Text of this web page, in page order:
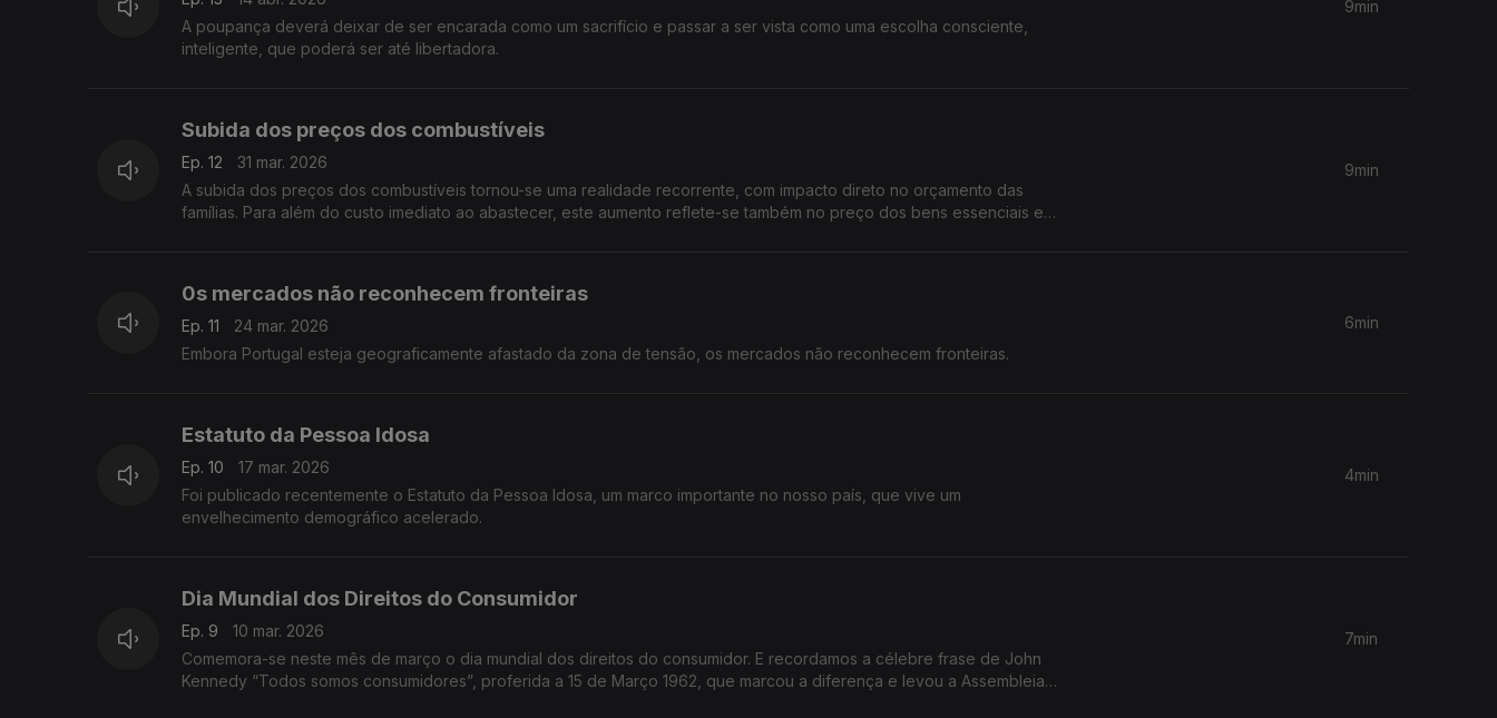
A poupança deverá deixar de ser encarada como um sacrifício e passar a ser vista como uma escolha consciente,
inteligente, que poderá ser até libertadora.
9min
Subida dos preços dos combustíveis
Ep. 12
31 mar. 2026
A subida dos preços dos combustíveis tornou-se uma realidade recorrente, com impacto direto no orçamento das
famílias. Para além do custo imediato ao abastecer, este aumento reflete-se também no preço dos bens essenciais e
9min
0s mercados não reconhecem fronteiras
Ep. 11
24 mar. 2026
Embora Portugal esteja geograficamente afastado da zona de tensão, os mercados não reconhecem fronteiras.
6min
Estatuto da Pessoa Idosa
Ep. 10
17 mar. 2026
Foi publicado recentemente o Estatuto da Pessoa Idosa, um marco importante no nosso país, que vive um
envelhecimento demográfico acelerado.
4min
Dia Mundial dos Direitos do Consumidor
Ep. 9
10 mar. 2026
Comemora-se neste mês de março o dia mundial dos direitos do consumidor. E recordamos a célebre frase de John
Kennedy “Todos somos consumidores”, proferida a 15 de Março 1962, que marcou a diferença e levou a Assembleia
7min